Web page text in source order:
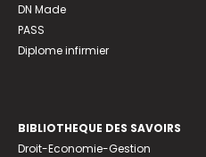
DN Made
PASS
Diplome infirmier
BIBLIOTHEQUE DES SAVOIRS
Droit-Economie-Gestion